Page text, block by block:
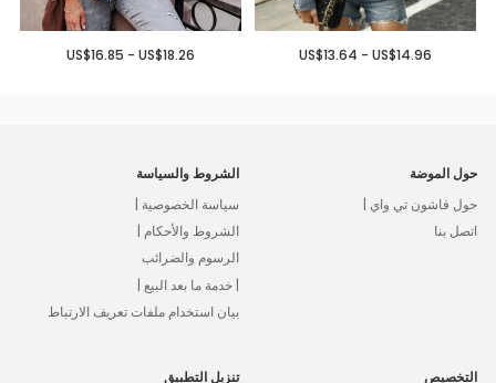
US$13.64 - US$14.96
US$16.85 - US$18.26
حول الموضة
حول فاشون تي واي |
اتصل بنا
الشروط والسياسة
سياسة الخصوصية |
الشروط والأحكام |
الرسوم والضرائب
| خدمة ما بعد البيع |
بيان استخدام ملفات تعريف الارتباط
التخصيص تنزيل التطبيق